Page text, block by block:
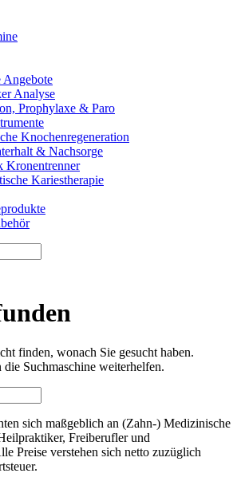
Analyse
Prophylaxe & Paro
Knochenregeneration
& Nachsorge
Kronentrenner
Kariestherapie
finden, wonach Sie gesucht haben.
Suchmaschine weiterhelfen.
sich maßgeblich an (Zahn-) Medizinische
Freiberufler und
Preise verstehen sich netto zuzüglich